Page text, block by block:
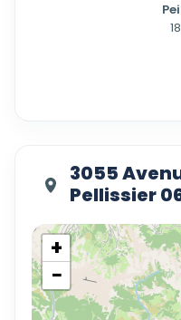
3055
Pellissier
+
−